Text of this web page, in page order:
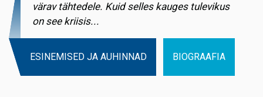
värav tähtedele. Kuid selles kauges tulevikus
on see kriisis...
ESINEMISED JA AUHINNAD BIOGRAAFIA